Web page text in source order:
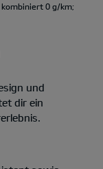
kombiniert 0 g/km;
und
dir ein